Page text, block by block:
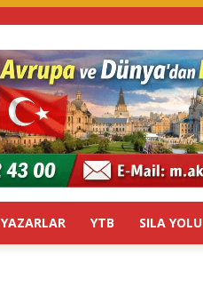
YAZARLAR YTB SILA YOLU